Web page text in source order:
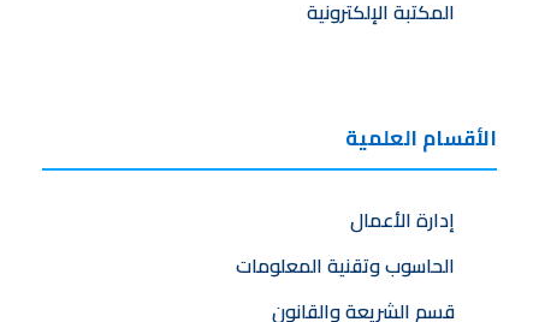
المكتبة الإلكترونية
الأقسام العلمية
إدارة الأعمال
الحاسوب وتقنية المعلومات
قسم الشريعة والقانون